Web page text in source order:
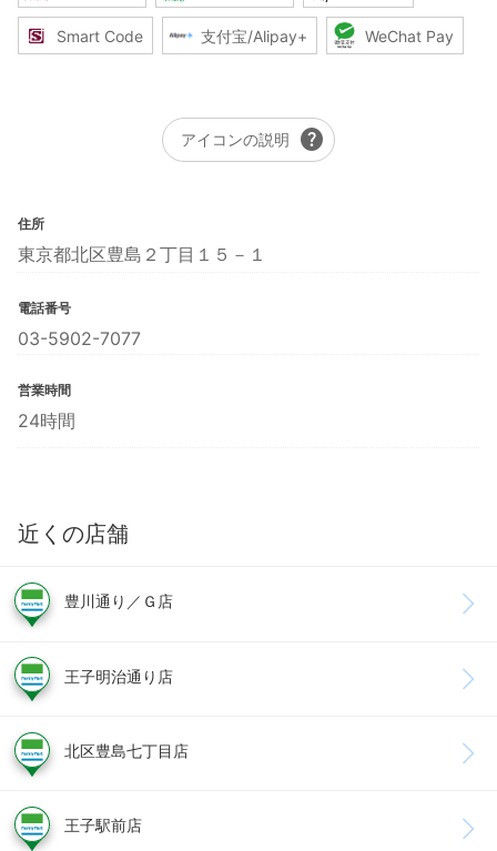
Smart Code 支付宝/Alipay+ WeChat Pay
アイコンの説明 help
住所
東京都北区豊島２丁目１５－１
電話番号
03-5902-7077
営業時間
24時間
近くの店舗
豊川通り／Ｇ店
王子明治通り店
北区豊島七丁目店
王子駅前店